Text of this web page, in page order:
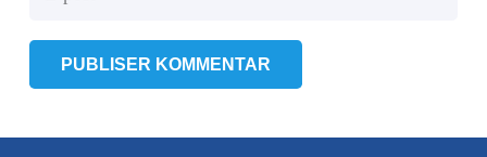
PUBLISER KOMMENTAR